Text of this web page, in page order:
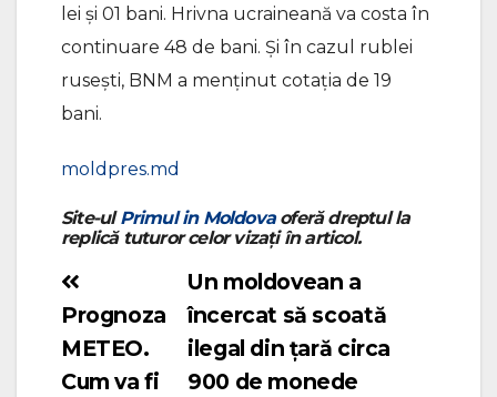
lei și 01 bani. Hrivna ucraineană va costa în
continuare 48 de bani. Și în cazul rublei
rusești, BNM a menținut cotația de 19
bani.
moldpres.md
Site-ulPrimul in Moldovaoferă dreptul la
replică tuturor celor vizați în articol.
Navigare
în
articole
Un moldovean a
încercat să scoată
ilegal din țară circa
900 de monede
Prognoza
METEO.
Cum va fi